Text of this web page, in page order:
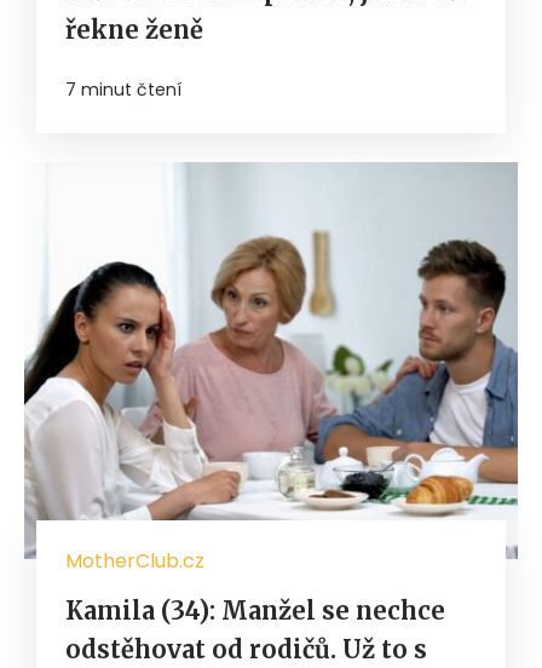
řekne ženě
7 minut čtení
MotherClub.cz
Kamila (34): Manžel se nechce
odstěhovat od rodičů. Už to s